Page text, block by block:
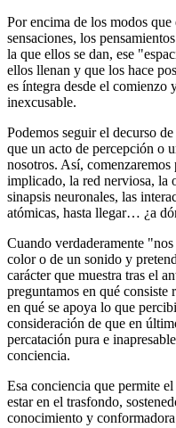
Por encima de los modos
sensaciones, los
la que ellos se dan, ese
ellos llenan y que los hace
es íntegra desde el
inexcusable.
Podemos seguir el decurso
que un acto de percepción o
nosotros. Así,
implicado, la red nerviosa, la
sinapsis neuronales, las
atómicas, hasta llegar… ¿a
Cuando verdaderamente
color o de un sonido y
carácter que muestra tras el
preguntamos en qué consiste
en qué se apoya lo que
consideración de que en
percatación pura e
conciencia.
Esa conciencia que permite
estar en el trasfondo,
conocimiento y